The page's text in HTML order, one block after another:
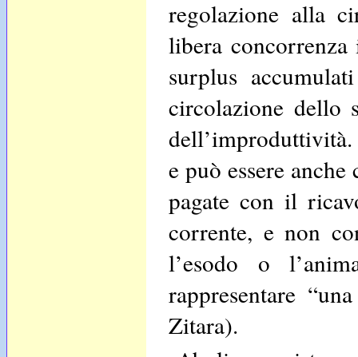
regolazione alla
libera
surplus
circolazione dello
e può essere
pagate con il
corrente, e non
l’esodo o
rappresentare
Zitara).